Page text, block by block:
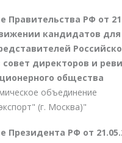
Правительства РФ от
кандидатов для
директоров и
общества
объединение
(г. Москва)"
Президента РФ от